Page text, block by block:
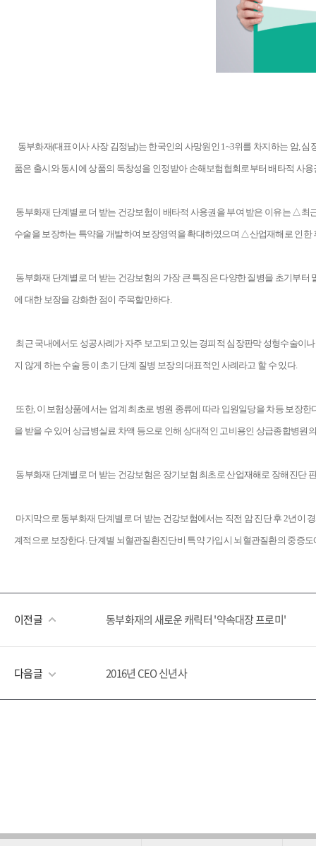
동부화재(대표이사 사장 김정남)는 한국인의 사망원인 1~3위를 차지하는 암,
품은 출시와 동시에 상품의 독창성을 인정받아 손해보험협회로부터 배타적 사
동부화재 단계별로 더 받는 건강보험이 배타적 사용권을 부여 받은 이유는 △
수술을 보장하는 특약을 개발하여 보장영역을 확대하였으며 △산업재해로 인
동부화재 단계별로 더 받는 건강보험의 가장 큰 특징은 다양한 질병을 초기부
에 대한 보장을 강화한 점이 주목할만하다.
최근 국내에서도 성공사례가 자주 보고되고 있는 경피적 심장판막 성형수술이
지 않게 하는 수술 등이 초기 단계 질병 보장의 대표적인 사례라고 할 수 있다.
또한, 이 보험상품에서는 업계 최초로 병원 종류에 따라 입원일당을 차등 보장
을 받을 수 있어 상급병실료 차액 등으로 인해 상대적인 고비용인 상급종합병원
동부화재 단계별로 더 받는 건강보험은 장기보험 최초로 산업재해로 장해진단
마지막으로 동부화재 단계별로 더 받는 건강보험에서는 직전 암 진단 후 2년이
계적으로 보장한다. 단계별 뇌혈관질환진단비 특약 가입시 뇌혈관질환의 중증
이전글 동부화재의 새로운 캐릭터 '약속대장 프로미'
다음글 2016년 CEO 신년사